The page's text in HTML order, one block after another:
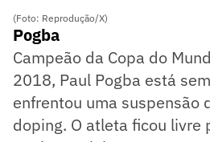
(Foto: Reprodução/X)
Pogba
Campeão da Copa do
2018, Paul Pogba está
enfrentou uma suspensão
doping. O atleta ficou livre